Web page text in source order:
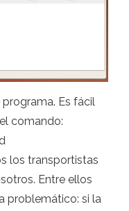
Es fácil
comando:
los transportistas
Entre ellos
problemático: si la